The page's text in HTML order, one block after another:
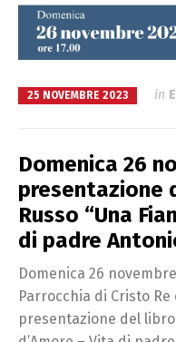
25 NOVEMBRE 2023 in
Domenica 26
presentazione
Russo “Una
di padre
Domenica 26
Parrocchia di Cristo
presentazione del libro